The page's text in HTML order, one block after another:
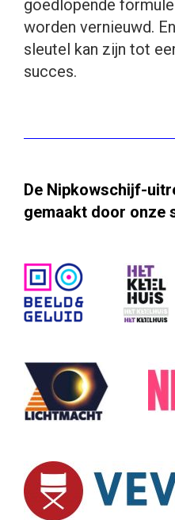
goedlopende
worden vernieuwd.
sleutel kan zijn tot
succes.
De Nipkowschijf-
gemaakt door onze